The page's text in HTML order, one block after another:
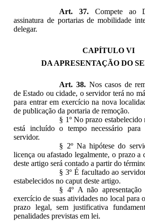
Art. 37. Compete ao
assinatura de portarias de mobilidade
delegar.
CAPÍTULO VI
DA APRESENTAÇÃO DO
Art. 38. Nos casos de
de Estado ou cidade, o servidor terá no
para entrar em exercício na nova
de publicação da portaria de remoção.
§ 1º No prazo
está incluído o tempo necessário para
servidor.
§ 2º Na hipótese do
licença ou afastado legalmente, o prazo a
deste artigo será contado a partir do
§ 3º É facultado ao
estabelecidos no caput deste artigo.
§ 4º A não
exercício de suas atividades no local para
prazo legal, sem justificativa
penalidades previstas em lei.